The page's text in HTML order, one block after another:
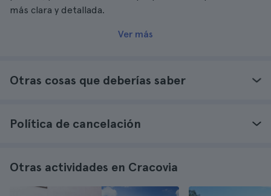
más clara y detallada.
Ver más
Otras cosas que deberías saber
Política de cancelación
Otras actividades en Cracovia